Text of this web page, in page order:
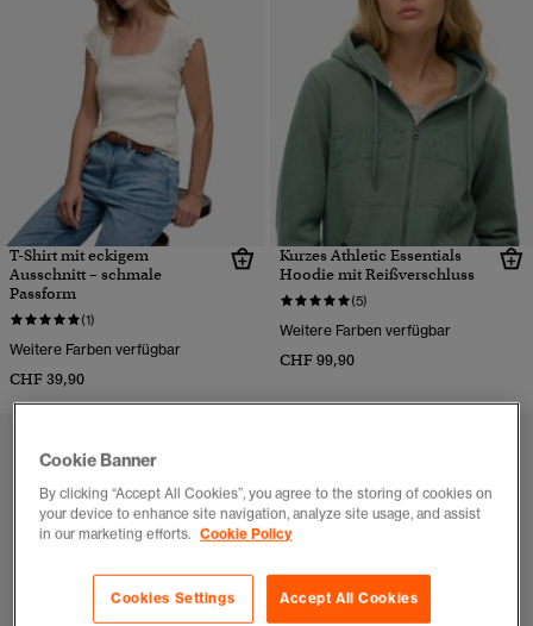
T-Shirt mit eckigem
Ausschnitt – schmale
Passform
(1)
Weitere Farben verfügbar
CHF 39,90
Kurzes Athletic Essentials
Hoodie mit Reißverschluss
(5)
Weitere Farben verfügbar
CHF 99,90
Cookie Banner
By clicking “Accept All Cookies”, you agree to the storing of cookies on
your device to enhance site navigation, analyze site usage, and assist
in our marketing efforts. Cookie Policy
Accept All Cookies
Cookies Settings